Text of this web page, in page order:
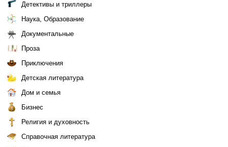
Детективы и триллеры
Наука, Образование
Документальные
Проза
Приключения
Детская литература
Дом и семья
Бизнес
Религия и духовность
Справочная литература